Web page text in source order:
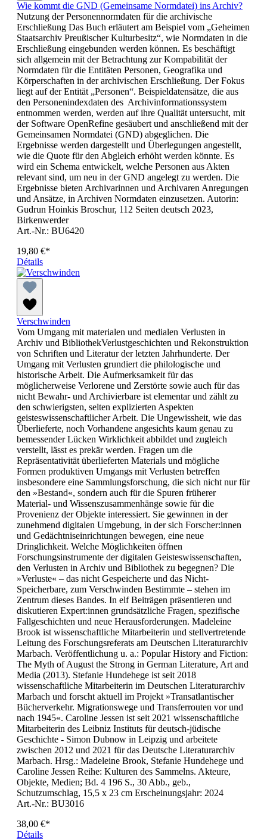
Wie kommt die GND (Gemeinsame Normdatei) ins Archiv?
Nutzung der Personennormdaten für die archivische
Erschließung Das Buch erläutert am Beispiel vom „Geheimen
Staatsarchiv Preußischer Kulturbesitz“, wie Normdaten in die
Erschließung eingebunden werden können. Es beschäftigt
sich allgemein mit der Betrachtung zur Kompabilität der
Normdaten für die Entitäten Personen, Geografika und
Körperschaften in der archivischen Erschließung. Der Fokus
liegt auf der Entität „Personen“. Beispieldatensätze, die aus
den Personenindexdaten des Archivinformationssystem
entnommen werden, werden auf ihre Qualität untersucht, mit
der Software OpenRefine gesäubert und anschließend mit der
Gemeinsamen Normdatei (GND) abgeglichen. Die
Ergebnisse werden dargestellt und Überlegungen angestellt,
wie die Quote für den Abgleich erhöht werden könnte. Es
wird ein Schema entwickelt, welche Personen aus Akten
relevant sind, um neu in der GND angelegt zu werden. Die
Ergebnisse bieten Archivarinnen und Archivaren Anregungen
und Ansätze, in Archiven Normdaten einzusetzen. Autorin:
Gudrun Hoinkis Broschur, 112 Seiten deutsch 2023,
Birkenwerder
Art.-Nr.: BU6420
19,80 €*
Détails
Verschwinden
Vom Umgang mit materialen und medialen Verlusten in
Archiv und BibliothekVerlustgeschichten und Rekonstruktion
von Schriften und Literatur der letzten Jahrhunderte. Der
Umgang mit Verlusten grundiert die philologische und
historische Arbeit. Die Aufmerksamkeit für das
möglicherweise Verlorene und Zerstörte sowie auch für das
nicht Bewahr- und Archivierbare ist elementar und zählt zu
den schwierigsten, selten explizierten Aspekten
geisteswissenschaftlicher Arbeit. Die Ungewissheit, wie das
Überlieferte, noch Vorhandene angesichts kaum genau zu
bemessender Lücken Wirklichkeit abbildet und zugleich
verstellt, lässt es prekär werden. Fragen um die
Repräsentativität überlieferten Materials und mögliche
Formen produktiven Umgangs mit Verlusten betreffen
insbesondere eine Sammlungsforschung, die sich nicht nur für
den »Bestand«, sondern auch für die Spuren früherer
Material- und Wissenszusammenhänge sowie für die
Provenienz der Objekte interessiert. Sie gewinnen in der
zunehmend digitalen Umgebung, in der sich Forscher:innen
und Gedächtniseinrichtungen bewegen, eine neue
Dringlichkeit. Welche Möglichkeiten öffnen
Forschungsinstrumente der digitalen Geisteswissenschaften,
den Verlusten in Archiv und Bibliothek zu begegnen? Die
»Verluste« – das nicht Gespeicherte und das Nicht-
Speicherbare, zum Verschwinden Bestimmte – stehen im
Zentrum dieses Bandes. In elf Beiträgen präsentieren und
diskutieren Expert:innen grundsätzliche Fragen, spezifische
Fallgeschichten und neue Herausforderungen. Madeleine
Brook ist wissenschaftliche Mitarbeiterin und stellvertretende
Leitung des Forschungsreferats am Deutschen Literaturarchiv
Marbach. Veröffentlichung u. a.: Popular History and Fiction:
The Myth of August the Strong in German Literature, Art and
Media (2013). Stefanie Hundehege ist seit 2018
wissenschaftliche Mitarbeiterin im Deutschen Literaturarchiv
Marbach und forscht aktuell im Projekt »Transatlantischer
Bücherverkehr. Migrationswege und Transferrouten vor und
nach 1945«. Caroline Jessen ist seit 2021 wissenschaftliche
Mitarbeiterin des Leibniz Instituts für deutsch-jüdische
Geschichte - Simon Dubnow in Leipzig und arbeitete
zwischen 2012 und 2021 für das Deutsche Literaturarchiv
Marbach. Hrsg.: Madeleine Brook, Stefanie Hundehege und
Caroline Jessen Reihe: Kulturen des Sammelns. Akteure,
Objekte, Medien; Bd. 4 196 S., 30 Abb., geb.,
Schutzumschlag, 15,5 x 23 cm Erscheinungsjahr: 2024
Art.-Nr.: BU3016
38,00 €*
Détails